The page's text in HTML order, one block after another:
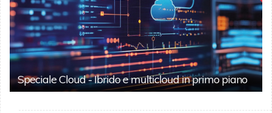
Speciale Cloud - Ibrido e multicloud in primo piano